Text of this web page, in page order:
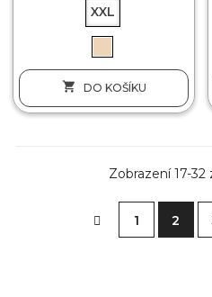
XXL
 DO KOŠÍKU
Zobrazení 17-32
1 2